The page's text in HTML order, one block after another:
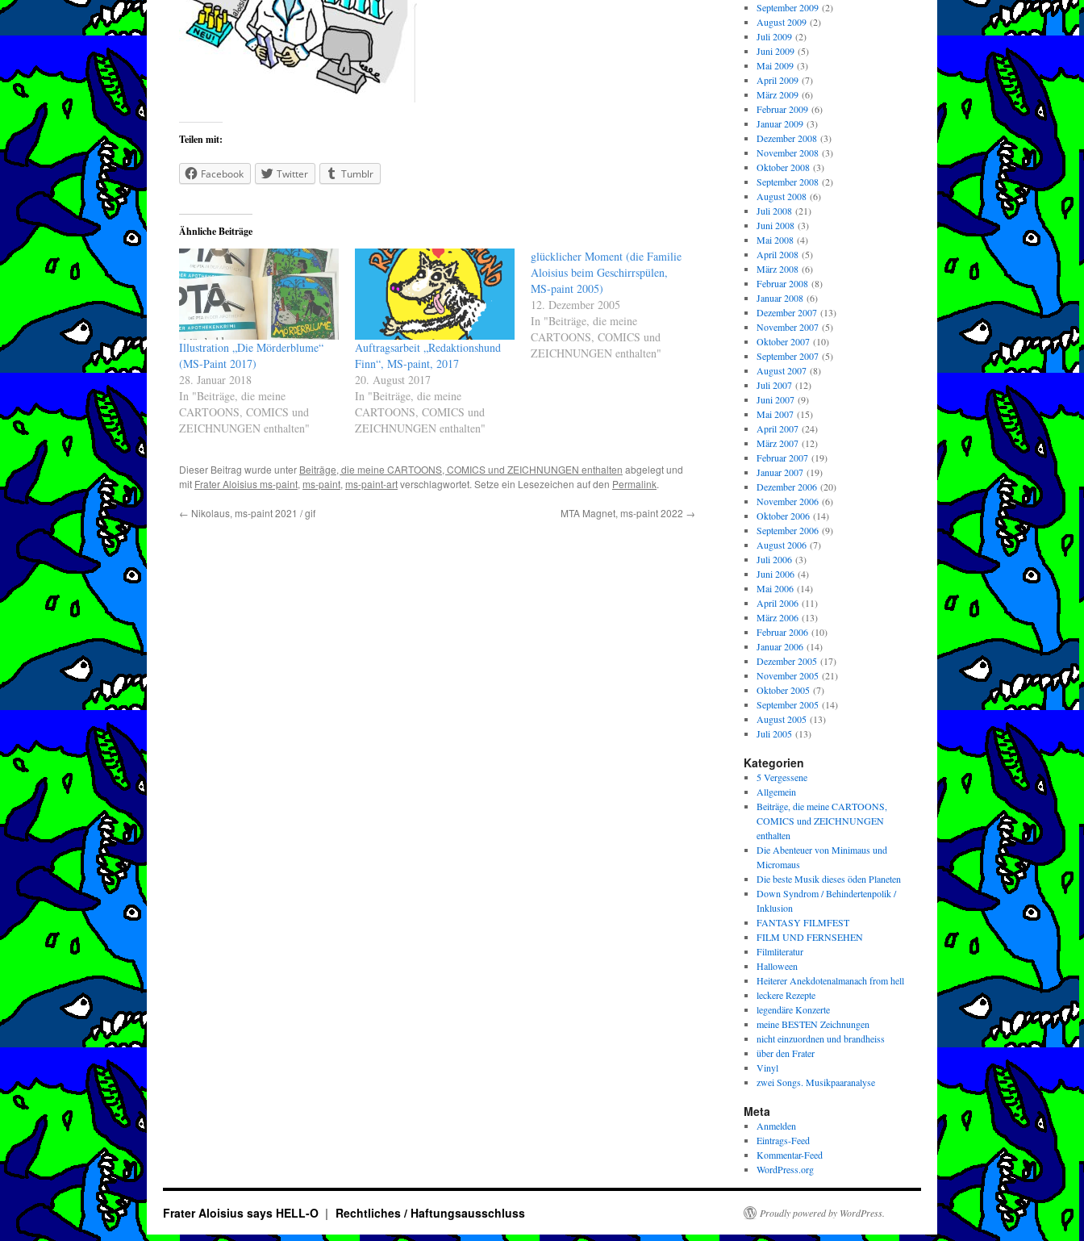
Teilen mit:
Facebook Twitter Tumblr
Ähnliche Beiträge
Illustration „Die Mörderblume“
(MS-Paint 2017)
28. Januar 2018
In "Beiträge, die meine
CARTOONS, COMICS und
ZEICHNUNGEN enthalten"
Auftragsarbeit „Redaktionshund
Finn“, MS-paint, 2017
20. August 2017
In "Beiträge, die meine
CARTOONS, COMICS und
ZEICHNUNGEN enthalten"
glücklicher Moment (die Familie
Aloisius beim Geschirrspülen,
MS-paint 2005)
12. Dezember 2005
In "Beiträge, die meine
CARTOONS, COMICS und
ZEICHNUNGEN enthalten"
Dieser Beitrag wurde unter Beiträge, die meine CARTOONS, COMICS und ZEICHNUNGEN enthalten abgelegt und
mit Frater Aloisius ms-paint, ms-paint, ms-paint-artverschlagwortet. Setze ein Lesezeichen auf den Permalink.
← Nikolaus, ms-paint 2021 / gif MTA Magnet, ms-paint 2022 →
September 2009(2)
August 2009(2)
Juli 2009(2)
Juni 2009(5)
Mai 2009(3)
April 2009(7)
März 2009(6)
Februar 2009(6)
Januar 2009(3)
Dezember 2008(3)
November 2008(3)
Oktober 2008(3)
September 2008(2)
August 2008(6)
Juli 2008(21)
Juni 2008(3)
Mai 2008(4)
April 2008(5)
März 2008(6)
Februar 2008(8)
Januar 2008(6)
Dezember 2007(13)
November 2007(5)
Oktober 2007(10)
September 2007(5)
August 2007(8)
Juli 2007(12)
Juni 2007(9)
Mai 2007(15)
April 2007(24)
März 2007(12)
Februar 2007(19)
Januar 2007(19)
Dezember 2006(20)
November 2006(6)
Oktober 2006(14)
September 2006(9)
August 2006(7)
Juli 2006(3)
Juni 2006(4)
Mai 2006(14)
April 2006(11)
März 2006(13)
Februar 2006(10)
Januar 2006(14)
Dezember 2005(17)
November 2005(21)
Oktober 2005(7)
September 2005(14)
August 2005(13)
Juli 2005(13)
Kategorien
5 Vergessene
Allgemein
Beiträge, die meine CARTOONS,
COMICS und ZEICHNUNGEN
enthalten
Die Abenteuer von Minimaus und
Micromaus
Die beste Musik dieses öden Planeten
Down Syndrom / Behindertenpolik /
Inklusion
FANTASY FILMFEST
FILM UND FERNSEHEN
Filmliteratur
Halloween
Heiterer Anekdotenalmanach from hell
leckere Rezepte
legendäre Konzerte
meine BESTEN Zeichnungen
nicht einzuordnen und brandheiss
über den Frater
Vinyl
zwei Songs. Musikpaaranalyse
Meta
Anmelden
Eintrags-Feed
Kommentar-Feed
WordPress.org
Frater Aloisius says HELL-O Rechtliches / Haftungsausschluss Proudly powered by WordPress.